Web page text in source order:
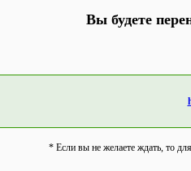
Вы будете
* Если вы не желаете ждать, то